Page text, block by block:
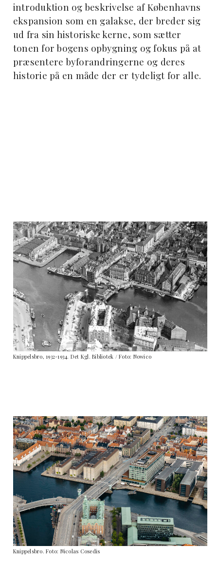
introduktion og beskrivelse af Københavns
ekspansion som en galakse, der breder sig
ud fra sin historiske kerne, som sætter
tonen for bogens opbygning og fokus på at
præsentere byforandringerne og deres
historie på en måde der er tydeligt for alle.
Knippelsbro, 1932-1934. Det Kgl. Bibliotek / Foto: Nowico
Knippelsbro. Foto: Nicolas Cosedis